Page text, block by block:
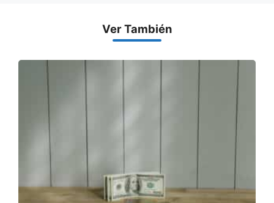
Ver También